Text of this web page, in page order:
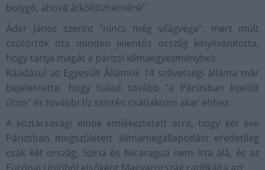
bolygó, ahová átköltözhetnénk".
Áder János szerint "nincs még világvége", mert múlt
csütörtök óta minden jelentős ország kinyilvánította,
hogy tartja magát a párizsi klímaegyezményhez.
Ráadásul az Egyesült Államok 14 szövetségi állama már
bejelentette, hogy halad tovább "a Párizsban kijelölt
úton" és további tíz szintén csatlakozni akar ehhez.
A köztársasági elnök emlékeztetett arra, hogy két éve
Párizsban megszületett klímamegállapodást eredetileg
csak két ország, Szíria és Nicaragua nem írta alá, és az